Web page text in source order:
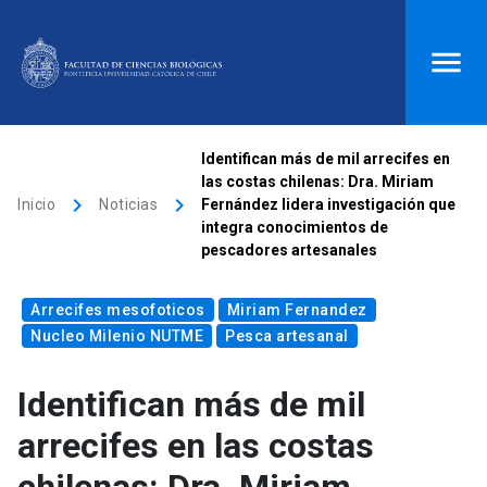
Donaciones launch
Correo
Quiénes somos
Inicio keyboard_arrow_right Noticias keyboard_arrow_right
Identifican más de mil arrecifes en
las costas chilenas: Dra. Miriam
Fernández lidera investigación que
integra conocimientos de
pescadores artesanales
Arrecifes mesofoticos
Miriam Fernandez
Nucleo Milenio NUTME
Pesca artesanal
Identifican más de mil
arrecifes en las costas